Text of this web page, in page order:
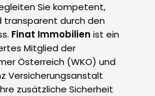
Sie kompetent,
transparent durch den
Finat Immobilien ist ein
Mitglied der
Österreich (WKO) und
Versicherungsanstalt
zusätzliche Sicherheit